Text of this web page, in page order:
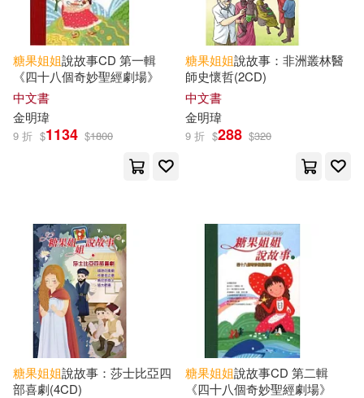
糖果姊姊(1) 糖果小俠(1)
出版社 (可複選)
愛播聽書FM(188) 宇宙光(9)
吉林攝影出版社(2)
晨光出版社(2) 明天出版社(1)
禾揚(1)
糖果小俠(1)
糖果姐姐說故事CD 第一輯
《四十八個奇妙聖經劇場》
中文書
金明瑋
9 折 $1134 $1800
糖果姐姐說故事：非洲叢林醫
師史懷哲(2CD)
中文書
金明瑋
9 折 $288 $320
糖果姐姐說故事：莎士比亞四
部喜劇(4CD)
糖果姐姐說故事CD 第二輯
《四十八個奇妙聖經劇場》